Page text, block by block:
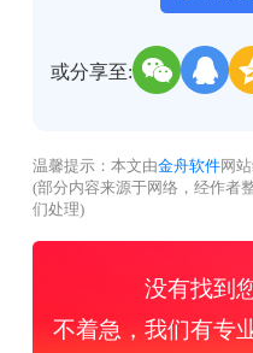
或分享至:
温馨提示：本文由金舟软件网
(部分内容来源于网络，经作者
们处理)
没有找到
不着急，我们有专